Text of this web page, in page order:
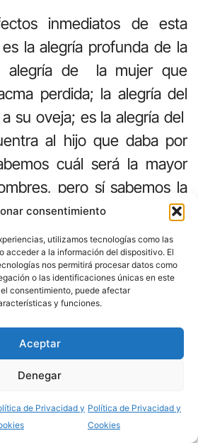
consentimiento
utilizamos tecnologías como las
acceder a la información del dispositivo. El
nos permitirá procesar datos como
o las identificaciones únicas en este
consentimiento, puede afectar
y funciones.
Aceptar
Denegar
de Privacidad y Política de Privacidad y
Cookies
inmediatos de esta
la alegría profunda de la
alegría de la mujer que
perdida; la alegría del
su oveja; es la alegría del
al hijo que daba por
cuál será la mayor
pero sí sabemos la
alegría en el cielo por un
que por noventa y
no necesitan conversión”
nos convertimos de
quedan mejor que antes
36-50).
con nuestros